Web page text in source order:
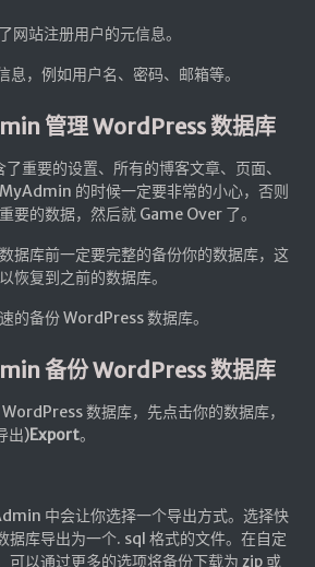
网站注册用户的元信息。
息，例如用户名、密码、邮箱等。
管理 WordPress 数据库
重要的设置、所有的博客文章、页面、
的时候一定要非常的小心，否则
要的数据，然后就 Game Over 了。
据库前一定要完整的备份你的数据库，这
恢复到之前的数据库。
的备份 WordPress 数据库。
备份 WordPress 数据库
数据库，先点击你的数据库，
出)Export。
中会让你选择一个导出方式。选择快
据库导出为一个. sql 格式的文件。在自定
以通过更多的选项将备份下载为 zip 或
效
果
效果